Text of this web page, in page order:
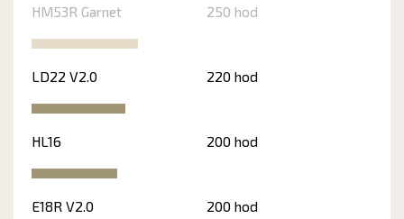
HM53R Garnet 250 hod
LD22 V2.0 220 hod
HL16 200 hod
E18R V2.0 200 hod